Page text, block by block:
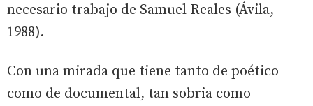
necesario trabajo de Samuel Reales (Ávila,
1988).
Con una mirada que tiene tanto de poético
como de documental, tan sobria como